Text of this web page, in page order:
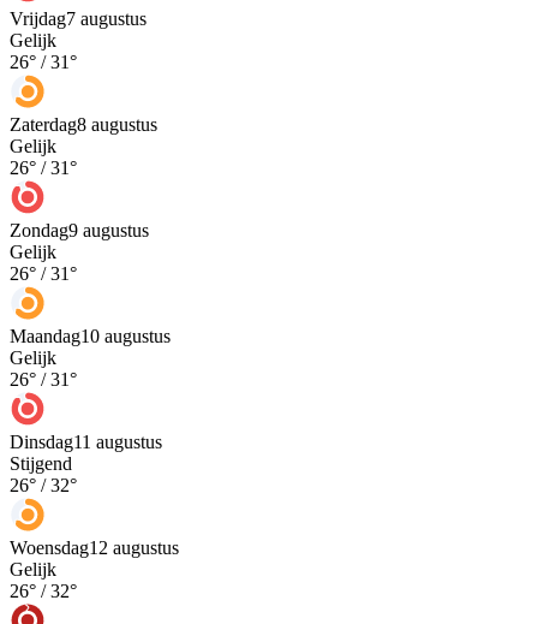
Vrijdag7 augustus
Gelijk
26° /31°
Zaterdag8 augustus
Gelijk
26° /31°
Zondag9 augustus
Gelijk
26° /31°
Maandag10 augustus
Gelijk
26° /31°
Dinsdag11 augustus
Stijgend
26° /32°
Woensdag12 augustus
Gelijk
26° /32°